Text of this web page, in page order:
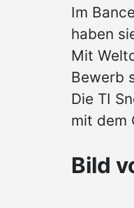
Im
haben
Mit
Bewerb
Die TI
mit dem
Bild